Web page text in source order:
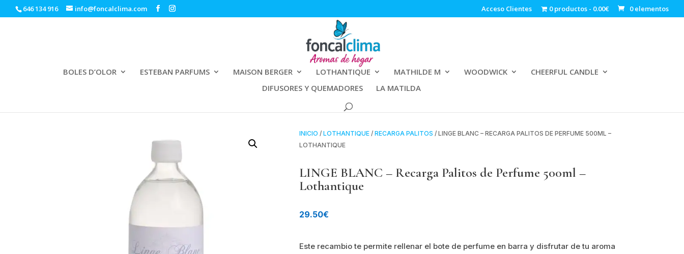
646 134 916 info@foncalclima.com Acceso Clientes 0 productos 0.00€ 0 elementos
BOLES D’OLOR ESTEBAN PARFUMS MAISON BERGER LOTHANTIQUE MATHILDE M WOODWICK
CHEERFUL CANDLE
DIFUSORES Y QUEMADORES
LA MATILDA
INICIO /LOTHANTIQUE /RECARGA PALITOS / LINGE BLANC – RECARGA PALITOS DE PERFUME 500ML –
LOTHANTIQUE
LINGE BLANC – Recarga Palitos de Perfume 500ml –
Lothantique
29.50€
Este recambio te permite rellenar el bote de perfume en barra y disfrutar de tu aroma